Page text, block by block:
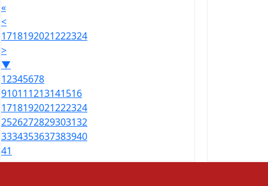
«
<
1718192021222324
>
▼
12345678
910111213141516
1718192021222324
2526272829303132
3334353637383940
41